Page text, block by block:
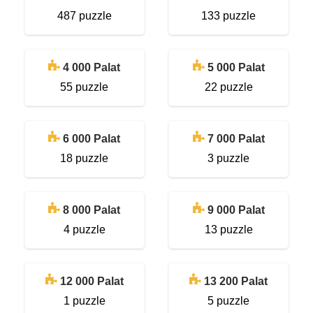
487 puzzle
133 puzzle
4 000 Palat
55 puzzle
5 000 Palat
22 puzzle
6 000 Palat
18 puzzle
7 000 Palat
3 puzzle
8 000 Palat
4 puzzle
9 000 Palat
13 puzzle
12 000 Palat
1 puzzle
13 200 Palat
5 puzzle